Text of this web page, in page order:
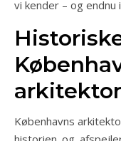
vi kender – og endnu
Københavns